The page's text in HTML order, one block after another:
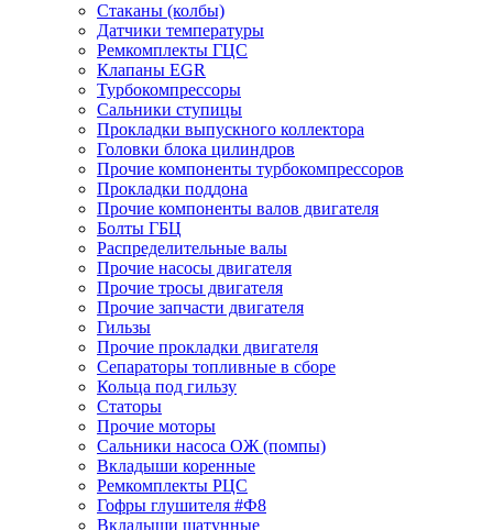
Стаканы (колбы)
Датчики температуры
Ремкомплекты ГЦС
Клапаны EGR
Турбокомпрессоры
Сальники ступицы
Прокладки выпускного коллектора
Головки блока цилиндров
Прочие компоненты турбокомпрессоров
Прокладки поддона
Прочие компоненты валов двигателя
Болты ГБЦ
Распределительные валы
Прочие насосы двигателя
Прочие тросы двигателя
Прочие запчасти двигателя
Гильзы
Прочие прокладки двигателя
Сепараторы топливные в сборе
Кольца под гильзу
Статоры
Прочие моторы
Сальники насоса ОЖ (помпы)
Вкладыши коренные
Ремкомплекты РЦС
Гофры глушителя #Ф8
Вкладыши шатунные